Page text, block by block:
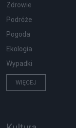
Zdrowie
Podróże
Pogoda
Ekologia
Wypadki
WIĘCEJ